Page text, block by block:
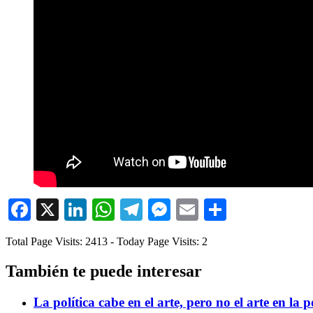
Facebook
X LinkedIn
WhatsApp
Telegram
Messenger
Email
Total Page Visits: 2413 - Today Page Visits: 2
También te puede interesar
La política cabe en el arte, pero no el arte en la